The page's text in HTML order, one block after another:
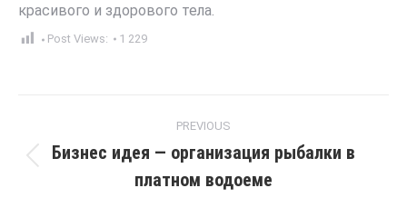
красивого и здорового тела.
Post Views: 1 229
navigation
PREVIOUS
Previous
post:
Бизнес идея — организация рыбалки в
платном водоеме